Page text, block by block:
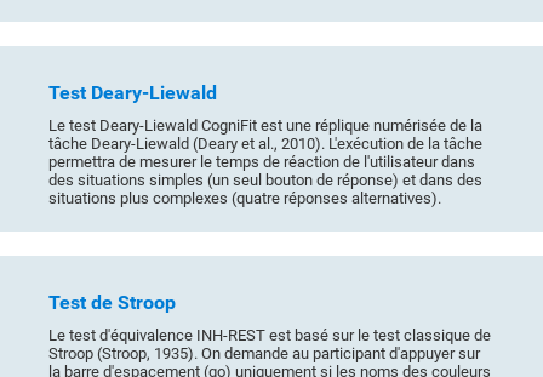
Test Deary-Liewald
Le test Deary-Liewald CogniFit est une réplique numérisée de la
tâche Deary-Liewald (Deary et al., 2010). L'exécution de la tâche
permettra de mesurer le temps de réaction de l'utilisateur dans
des situations simples (un seul bouton de réponse) et dans des
situations plus complexes (quatre réponses alternatives).
Test de Stroop
Le test d'équivalence INH-REST est basé sur le test classique de
Stroop (Stroop, 1935). On demande au participant d'appuyer sur
la barre d'espacement (go) uniquement si les noms des couleurs